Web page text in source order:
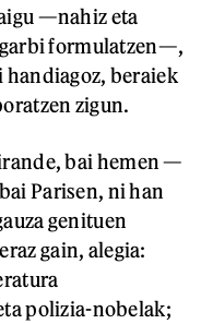
—nahiz eta
garbi formulatzen—,
handiagoz, beraiek
zigun.
bai hemen —
Parisen, ni han
genituen
gain, alegia:
polizia-nobelak;